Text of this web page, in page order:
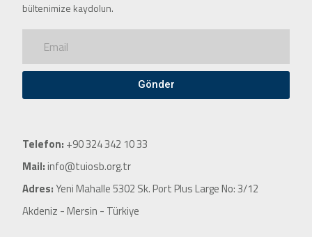
bültenimize kaydolun.
Gönder
Telefon: +90 324 342 10 33
Mail:info@tuiosb.org.tr
Adres:Yeni Mahalle 5302 Sk. Port Plus Large No: 3/12
Akdeniz - Mersin - Türkiye